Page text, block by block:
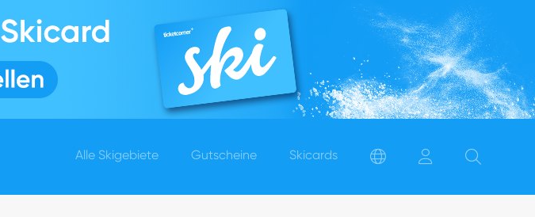
Alle Skigebiete Gutscheine Skicards